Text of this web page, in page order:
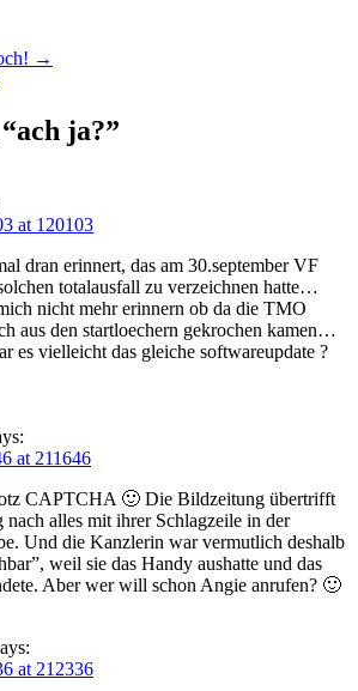
→
ach ja?”
at 120103
dran erinnert, das am 30.september VF
totalausfall zu verzeichnen hatte…
nicht mehr erinnern ob da die TMO
aus den startloechern gekrochen kamen…
es vielleicht das gleiche softwareupdate ?
at 211646
CAPTCHA 🙂 Die Bildzeitung übertrifft
nach alles mit ihrer Schlagzeile in der
Und die Kanzlerin war vermutlich deshalb
weil sie das Handy aushatte und das
Aber wer will schon Angie anrufen? 🙂
at 212336